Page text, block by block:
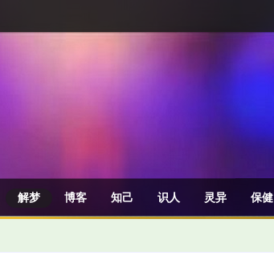
解梦 博客 知己 识人 灵异 保健